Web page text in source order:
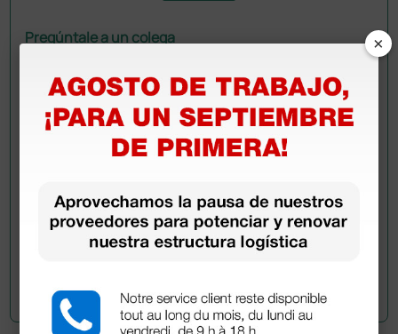
Pregúntale a un colega
información?
Envía ahora mismo tu pregunta a los colegas que ya
han adquirido este producto.
Envía tu pregunta
×